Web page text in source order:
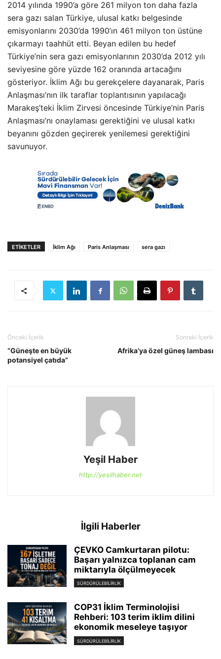
2014 yılında 1990’a göre 261 milyon ton daha fazla
sera gazı salan Türkiye, ulusal katkı belgesinde
emisyonlarını 2030’da 1990’ın 461 milyon ton üstüne
çıkarmayı taahhüt etti. Beyan edilen bu hedef
Türkiye’nin sera gazı emisyonlarının 2030’da 2012 yılı
seviyesine göre yüzde 162 oranında artacağını
gösteriyor. İklim Ağı bu gerekçelere dayanarak, Paris
Anlaşması’nın ilk taraflar toplantısının yapılacağı
Marakeş’teki İklim Zirvesi öncesinde Türkiye’nin Paris
Anlaşması’nı onaylaması gerektiğini ve ulusal katkı
beyanını gözden geçirerek yenilemesi gerektiğini
savunuyor.
ETIKETLER İklim Ağı Paris Anlaşması sera gazı
Önceki İçerik
“Güneşte en büyük
potansiyel çatıda”
Sonraki İçerik
Afrika’ya özel güneş lambası
Yeşil Haber
http://yesilhaber.net
İlgili Haberler
ÇEVKO Camkurtaran pilotu:
Başarı yalnızca toplanan cam
miktarıyla ölçülmeyecek
SÜRDÜRÜLEBILIRLIK
COP31 İklim Terminolojisi
Rehberi: 103 terim iklim dilini
ekonomik meseleye taşıyor
SÜRDÜRÜLEBILIRLIK